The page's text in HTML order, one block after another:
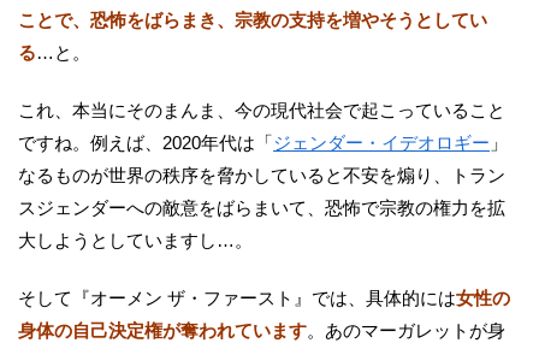
ことで、恐怖をばらまき、宗教の支持を増やそうとしてい
る…と。
これ、本当にそのまんま、今の現代社会で起こっていること
ですね。例えば、2020年代は「ジェンダー・イデオロギー 」
なるものが世界の秩序を脅かしていると不安を煽り、トラン
スジェンダーへの敵意をばらまいて、恐怖で宗教の権力を拡
大しようとしていますし…。
そして『オーメン ザ・ファースト』では、具体的には女性の
身体の自己決定権が奪われています。あのマーガレットが身